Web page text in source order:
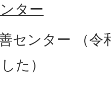
ター
センター （
た）